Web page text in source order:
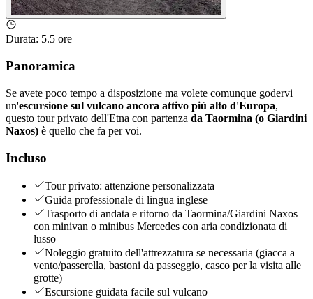
Durata: 5.5 ore
Panoramica
Se avete poco tempo a disposizione ma volete comunque godervi
un'escursione sul vulcano ancora attivo più alto d'Europa,
questo tour privato dell'Etna con partenza da Taormina (o Giardini
Naxos) è quello che fa per voi.
Incluso
Tour privato: attenzione personalizzata
Guida professionale di lingua inglese
Trasporto di andata e ritorno da Taormina/Giardini Naxos
con minivan o minibus Mercedes con aria condizionata di
lusso
Noleggio gratuito dell'attrezzatura se necessaria (giacca a
vento/passerella, bastoni da passeggio, casco per la visita alle
grotte)
Escursione guidata facile sul vulcano